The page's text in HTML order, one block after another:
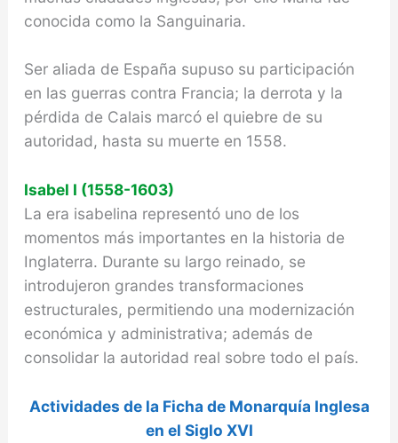
conocida como la Sanguinaria.
Ser aliada de España supuso su participación
en las guerras contra Francia; la derrota y la
pérdida de Calais marcó el quiebre de su
autoridad, hasta su muerte en 1558.
Isabel I (1558-1603)
La era isabelina representó uno de los
momentos más importantes en la historia de
Inglaterra. Durante su largo reinado, se
introdujeron grandes transformaciones
estructurales, permitiendo una modernización
económica y administrativa; además de
consolidar la autoridad real sobre todo el país.
Actividades de la Ficha de Monarquía Inglesa
en el Siglo XVI